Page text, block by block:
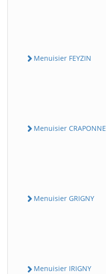
Menuisier FEYZIN
Menuisier CRAPONNE
Menuisier GRIGNY
Menuisier IRIGNY